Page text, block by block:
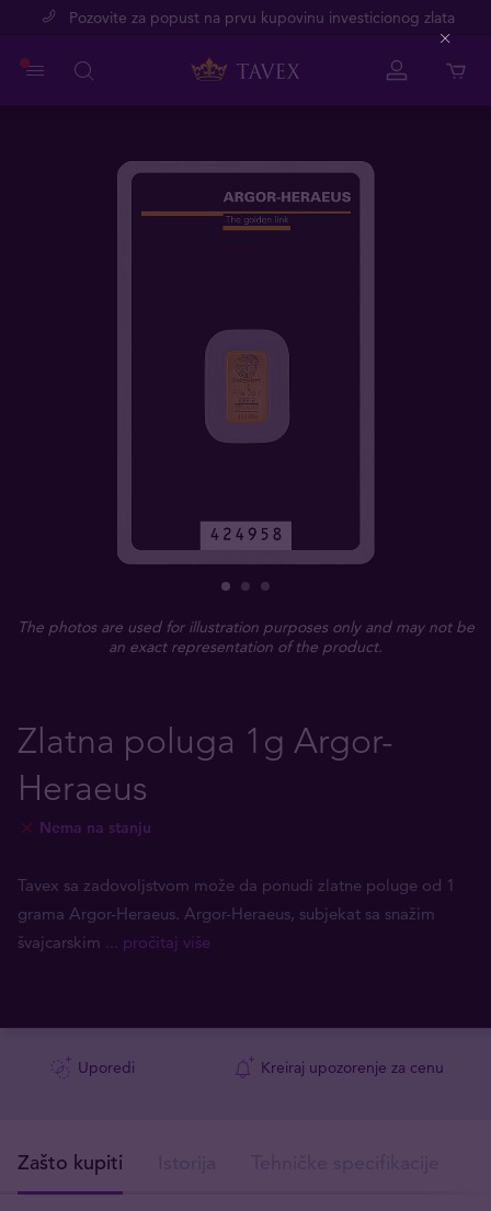
Pozovite za popust na prvu kupovinu investicionog zlata
The photos are used for illustration purposes only and may not be
an exact representation of the product.
Zlatna poluga 1g Argor-
Heraeus
Nema na stanju
Tavex sa zadovoljstvom može da ponudi zlatne poluge od 1
grama Argor-Heraeus. Argor-Heraeus, subjekat sa snažim
švajcarskim ... pročitaj više
Uporedi Kreiraj upozorenje za cenu
Zašto kupiti
Close